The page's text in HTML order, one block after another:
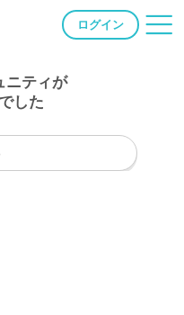
ログイン
ニティが
した